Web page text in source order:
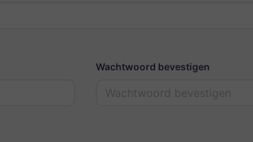
Wachtwoord bevestigen